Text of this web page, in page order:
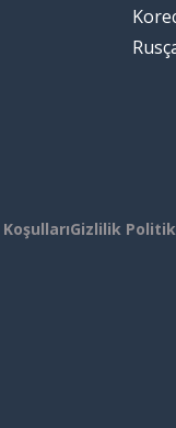
Gizlilik